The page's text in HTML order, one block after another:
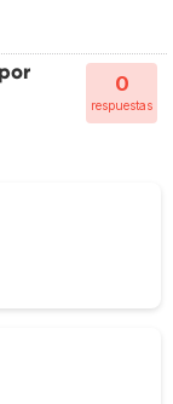
0
respuestas